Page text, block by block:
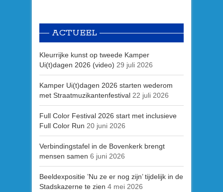
ACTUEEL
Kleurrijke kunst op tweede Kamper
Ui(t)dagen 2026 (video) 29 juli 2026
Kamper Ui(t)dagen 2026 starten wederom
met Straatmuzikantenfestival 22 juli 2026
Full Color Festival 2026 start met inclusieve
Full Color Run 20 juni 2026
Verbindingstafel in de Bovenkerk brengt
mensen samen 6 juni 2026
Beeldexpositie ’Nu ze er nog zijn’ tijdelijk in de
Stadskazerne te zien 4 mei 2026